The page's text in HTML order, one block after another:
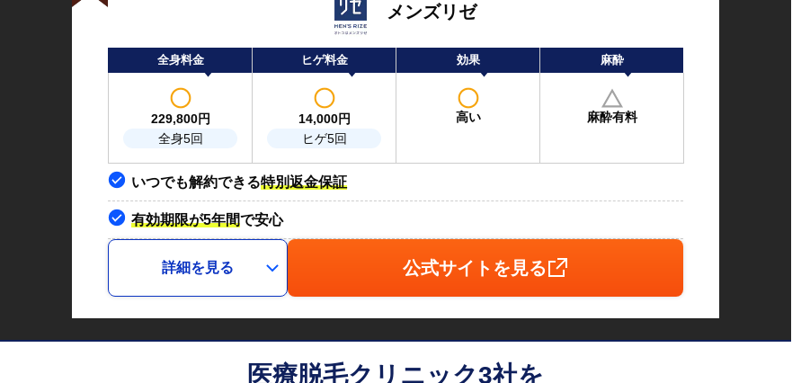
メンズリゼ
全身料金 ヒゲ料金 効果 麻酔
229,800円
全身5回
14,000円
ヒゲ5回
高い 麻酔有料
いつでも解約できる特別返金保証
有効期限が5年間で安心
詳細を見る 公式サイトを見る
医療脱毛クリニック3社を